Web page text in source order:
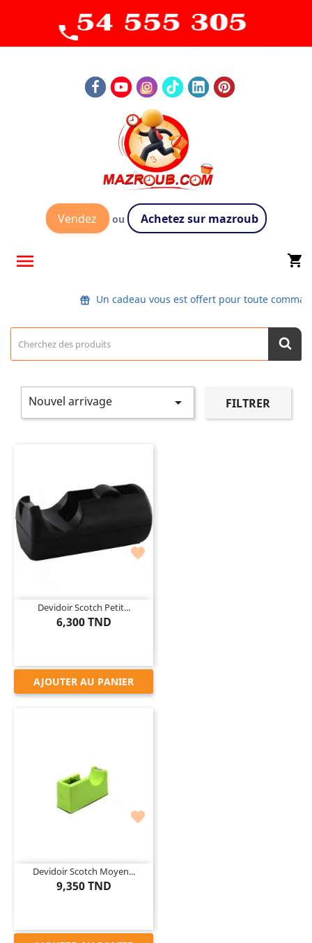
Vendez ou Achetez sur mazroub
 shopping_cart
Un cadeau vous est offert pour toute
Nouvel arrivage  FILTRER

Devidoir Scotch Petit...
6,300 TND
AJOUTER AU PANIER

Devidoir Scotch Moyen...
9,350 TND